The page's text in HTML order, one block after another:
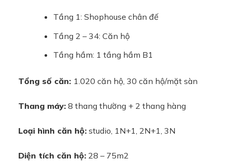
Tầng 1: Shophouse chân đế
Tầng 2 – 34: Căn hộ
Tầng hầm: 1 tầng hầm B1
Tổng số căn: 1.020 căn hộ, 30 căn hộ/mặt sàn
Thang máy:8 thang thường + 2 thang hàng
Loại hình căn hộ:studio, 1N+1, 2N+1, 3N
Diện tích căn hộ:28 – 75m2